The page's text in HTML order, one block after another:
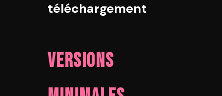
téléchargement
Versions